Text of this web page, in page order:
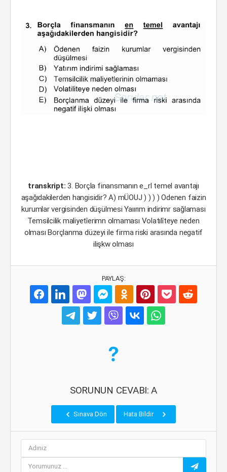
transkript:3. Borçla finansmanın e_rl temel avantajı
aşağıdakilerden hangisidir? A) mÜOUJ ) ) ) ) Odenen faizin
kurumlar vergisinden düşülmesi Yaıırım indirimr sağlaması
Temsilcilik maliyetîerimn olmaması Volatılîteye neden
olması Borçlanma düzeyi ile firma riski arasında negatif
ilişkw olması
PAYLAŞ:
SORUNUN CEVABI: A
Sınava Dön Hata Bildir